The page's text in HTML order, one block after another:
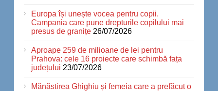
Europa își unește vocea pentru copii.
Campania care pune drepturile copilului mai
presus de granițe 26/07/2026
Aproape 259 de milioane de lei pentru
Prahova: cele 16 proiecte care schimbă fața
județului 23/07/2026
Mănăstirea Ghighiu și femeia care a prefăcut o